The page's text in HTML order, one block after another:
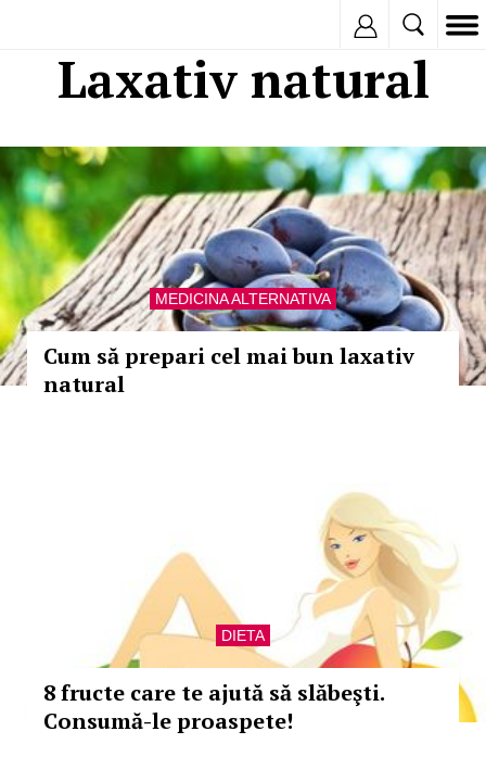
Laxativ natural
MEDICINA ALTERNATIVA
Cum să prepari cel mai bun laxativ
natural
DIETA
8 fructe care te ajută să slăbeşti.
Consumă-le proaspete!